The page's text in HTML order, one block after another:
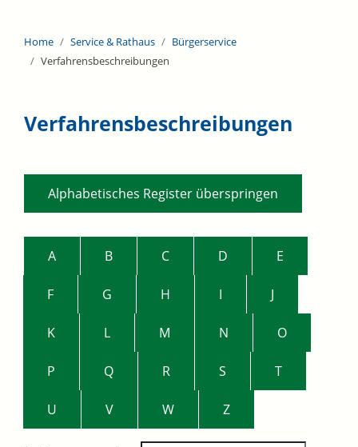
Home Service & Rathaus
Bürgerservice
Verfahrensbeschreibungen
Verfahrensbeschreibungen
Alphabetisches Register überspringen
A B C D E
F G H I J
K L M N O
P Q R S T
U V W Z